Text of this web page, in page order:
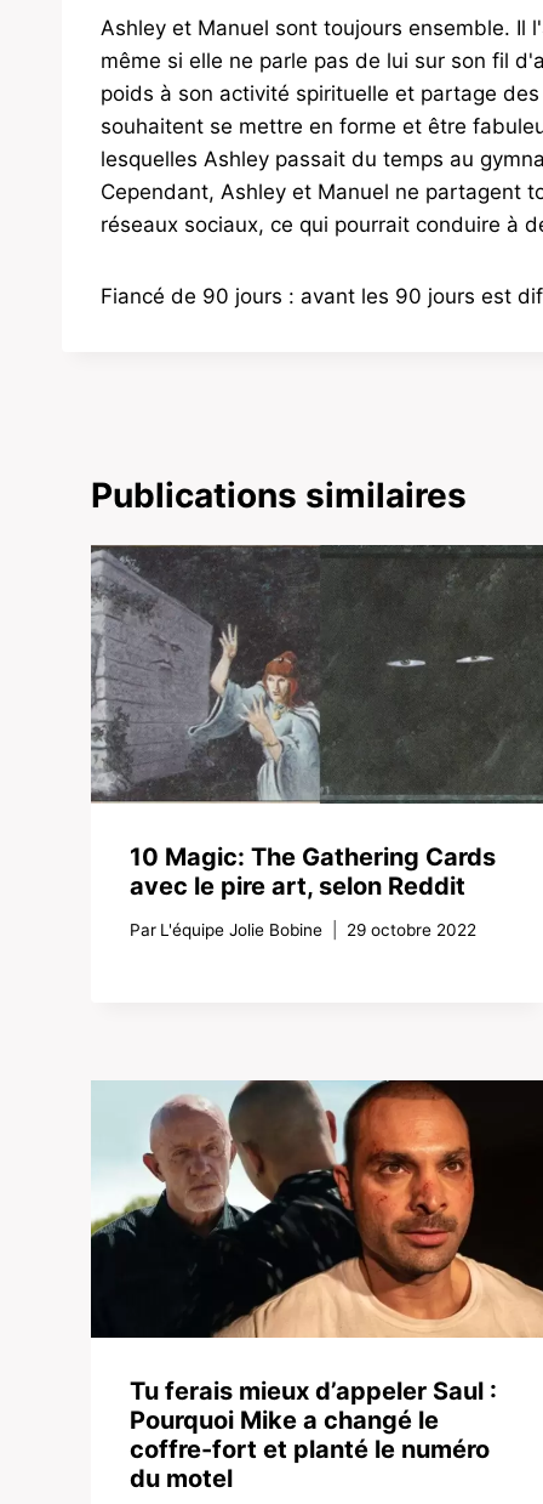
Ashley et Manuel sont toujours ensemble. Il
même si elle ne parle pas de lui sur son fil
poids à son activité spirituelle et partage
souhaitent se mettre en forme et être
lesquelles Ashley passait du temps au
Cependant, Ashley et Manuel ne partagent
réseaux sociaux, ce qui pourrait conduire à
Fiancé de 90 jours : avant les 90 jours est
Publications similaires
10 Magic: The Gathering Cards
avec le pire art, selon Reddit
Par L'équipe Jolie Bobine 29 octobre 2022
Tu ferais mieux d’appeler Saul :
Pourquoi Mike a changé le
coffre-fort et planté le numéro
du motel